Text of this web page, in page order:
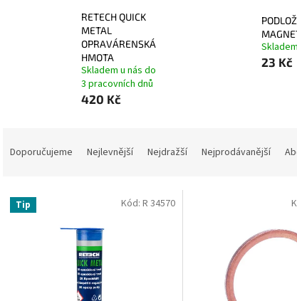
RETECH QUICK
METAL
OPRAVÁRENSKÁ
HMOTA
Skladem u nás do
3 pracovních dnů
420 Kč
Skladem
23 Kč
n
Doporučujeme Nejlevnější Nejdražší Nejprodávanější
V Tip Kód: R 34570